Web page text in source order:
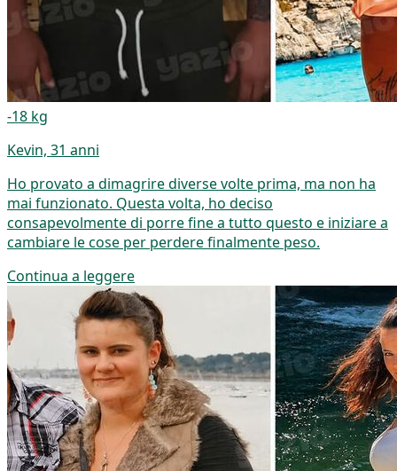
-18 kg
Kevin, 31 anni
Ho provato a dimagrire diverse volte prima, ma non ha
mai funzionato. Questa volta, ho deciso
consapevolmente di porre fine a tutto questo e iniziare a
cambiare le cose per perdere finalmente peso.
Continua a leggere